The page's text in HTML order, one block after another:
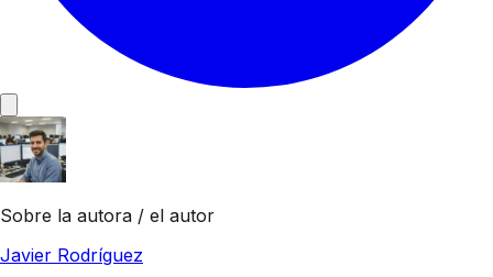
Sobre la autora / el autor
Javier Rodríguez